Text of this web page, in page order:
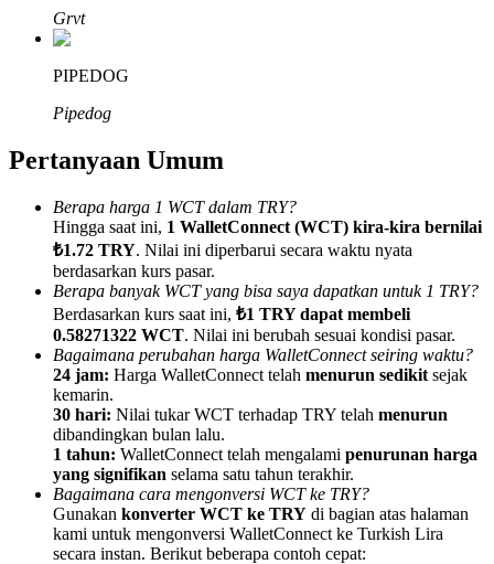
Referensi
Undang teman untuk mendapatkan imbalan tunai
BTC Welcome Rewards
BTC Welcome Rewards
Grvt
PIPEDOG
Pipedog
Pertanyaan Umum
Berapa harga 1 WCT dalam TRY?
Hingga saat ini, 1 WalletConnect (WCT) kira-kira bernilai
₺1.72 TRY. Nilai ini diperbarui secara waktu nyata
berdasarkan kurs pasar.
Berapa banyak WCT yang bisa saya dapatkan untuk 1 TRY?
Berdasarkan kurs saat ini, ₺1 TRY dapat membeli
0.58271322 WCT. Nilai ini berubah sesuai kondisi pasar.
Bagaimana perubahan harga WalletConnect seiring waktu?
24 jam: Harga WalletConnect telah menurun sedikit sejak
kemarin.
30 hari: Nilai tukar WCT terhadap TRY telah menurun
dibandingkan bulan lalu.
1 tahun: WalletConnect telah mengalami penurunan harga
yang signifikan selama satu tahun terakhir.
Bagaimana cara mengonversi WCT ke TRY?
Gunakan konverter WCT ke TRY di bagian atas halaman
kami untuk mengonversi WalletConnect ke Turkish Lira
secara instan. Berikut beberapa contoh cepat: